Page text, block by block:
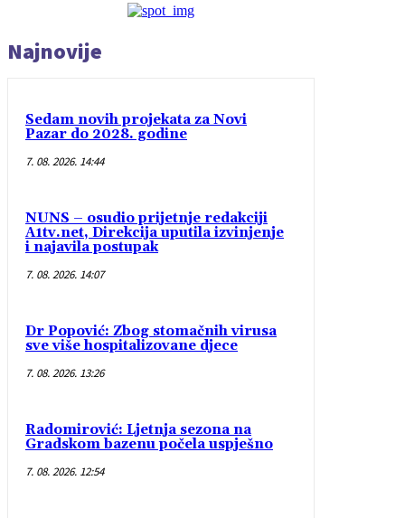
Najnovije
Sedam novih projekata za Novi
Pazar do 2028. godine
7. 08. 2026. 14:44
NUNS – osudio prijetnje redakciji
A1tv.net, Direkcija uputila izvinjenje
i najavila postupak
7. 08. 2026. 14:07
Dr Popović: Zbog stomačnih virusa
sve više hospitalizovane djece
7. 08. 2026. 13:26
Radomirović: Ljetnja sezona na
Gradskom bazenu počela uspješno
7. 08. 2026. 12:54